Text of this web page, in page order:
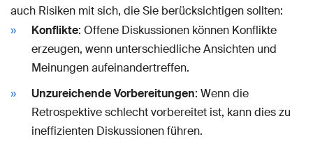
auch Risiken mit sich, die Sie berücksichtigen sollten:
Konflikte: Offene Diskussionen können Konflikte
erzeugen, wenn unterschiedliche Ansichten und
Meinungen aufeinandertreffen.
Unzureichende Vorbereitungen: Wenn die
Retrospektive schlecht vorbereitet ist, kann dies zu
ineffizienten Diskussionen führen.